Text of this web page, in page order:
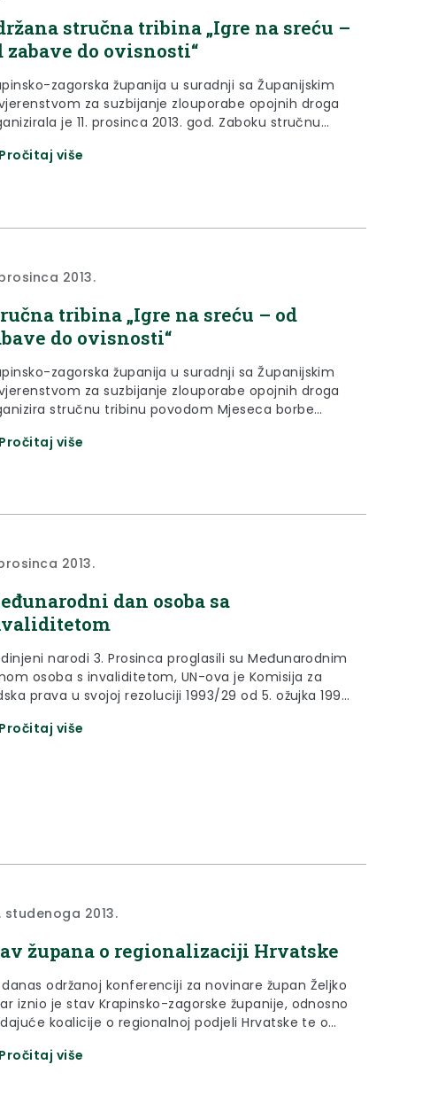
stručna tribina „Igre na sreću –
zabave do ovisnosti“
zagorska županija u suradnji sa Županijskim
za suzbijanje zlouporabe opojnih droga
je 11. prosinca 2013. god. Zaboku stručnu
Pročitaj više
2013.
tribina „Igre na sreću – od
do ovisnosti“
zagorska županija u suradnji sa Županijskim
za suzbijanje zlouporabe opojnih droga
stručnu tribinu povodom Mjeseca borbe
na sreću-od zabave do ovisnosti“ koja će se
Pročitaj više
2013.
dan osoba sa
narodi 3. Prosinca proglasili su Međunarodnim
osoba s invaliditetom, UN-ova je Komisija za
prava u svojoj rezoluciji 1993/29 od 5. ožujka 1993.
"s ciljem postizanja punog i jednakog uživanja
Pročitaj više
studenoga 2013.
župana o regionalizaciji Hrvatske
danas održanoj konferenciji za novinare župan Željko
iznio je stav Krapinsko-zagorske županije, odnosno
koalicije o regionalnoj podjeli Hrvatske te o
Pročitaj više